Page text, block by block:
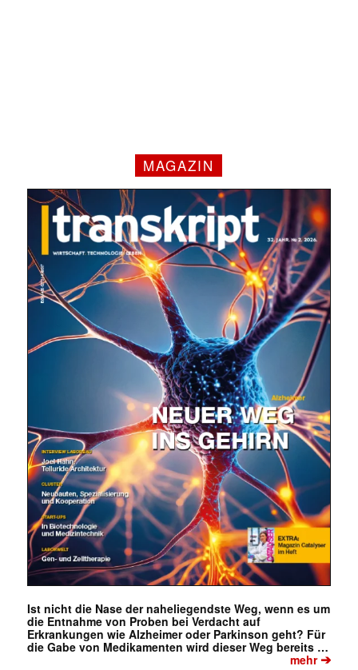
✕
MAGAZIN
Ist nicht die Nase der naheliegendste Weg, wenn es um
die Entnahme von Proben bei Verdacht auf
Erkrankungen wie Alzheimer oder Parkinson geht? Für
die Gabe von Medikamenten wird dieser Weg bereits …
mehr➔